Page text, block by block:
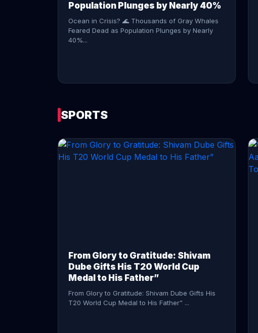
Population Plunges by Nearly 40%
Ocean in Crisis? 🌊 Thousands of Gray Whales
Feared Dead as Population Plunges by Nearly
40%...
SPORTS
From Glory to Gratitude: Shivam
Dube Gifts His T20 World Cup
Medal to His Father”
From Glory to Gratitude: Shivam Dube Gifts His
T20 World Cup Medal to His Father” ...